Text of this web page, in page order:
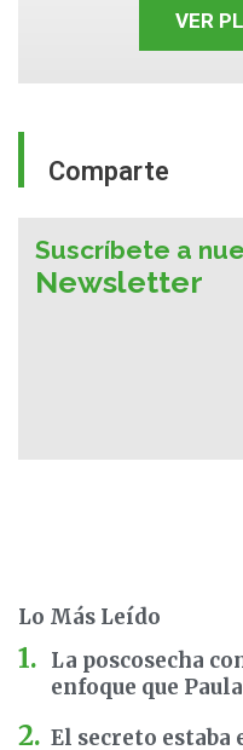
Comparte
VER
Suscríbete a
Newsletter
Lo Más Leído
La poscosecha
enfoque que
El secreto estaba